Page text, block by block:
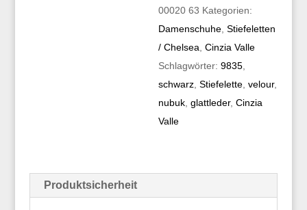
00020 63 Kategorien:
Damenschuhe ,Stiefeletten
/ Chelsea ,Cinzia Valle
Schlagwörter:9835
schwarz ,Stiefelette ,velour,
nubuk ,glattleder,Cinzia
Valle
Produktsicherheit